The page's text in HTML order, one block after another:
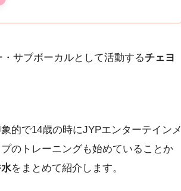
・サブボーカルとして活動するチェヨ
的で14歳の時にJYPエンターテインメ
のトレーニングも始めていることか
をまとめて紹介します。